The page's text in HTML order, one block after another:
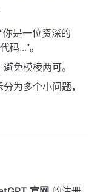
你是一位资深的
...”。
免模棱两可。
为多个小问题，